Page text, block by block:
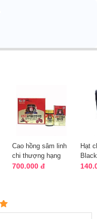
Cao hồng sâm linh
chi thượng hạng
240 Hàn Quốc,
700.000 đ
Hạt
500g